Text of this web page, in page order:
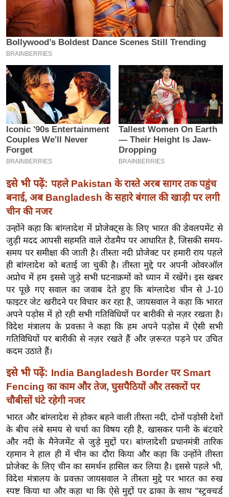
0
2
6
क्रा
म
-
पे
प
र
सा
ल
बे
मि
सा
ल
श
ख्सि
य
त
यं
ग
डि
या
सा
हि
त्य
ज
ग
त
ऑ
इसे भी पढ़ें: पहले Pakistan के रास्ते अरब सागर तक पहुंच
बनाई, अब Bangladesh के सहारे बंगाल की खाड़ी पर लगी
चीन की नजर
उन्होंने कहा कि बांग्लादेश में प्रोजेक्ट्स के लिए भारत की डेवलपमेंट से
जुड़ी मदद आपसी सहमति वाले रोडमैप पर आधारित है, जिसकी समय-
समय पर समीक्षा की जाती है। तीस्ता नदी प्रोजेक्ट पर हमारी राय पहले
ही बांग्लादेश को बताई जा चुकी है। तीस्ता मुद्दे पर अपनी ओवरऑल
अप्रोच में हम इससे जुड़े सभी घटनाक्रमों को ध्यान में रखेंगे। इस खबर
पर पूछे गए सवाल का जवाब देते हुए कि बांग्लादेश चीन से J-10
फाइटर जेट खरीदने पर विचार कर रहा है, जायसवाल ने कहा कि भारत
अपने पड़ोस में हो रही सभी गतिविधियों पर बारीकी से नज़र रखता है।
विदेश मंत्रालय के प्रवक्ता ने कहा कि हम अपने पड़ोस में ऐसी सभी
गतिविधियों पर बारीकी से नज़र रखते हैं और ज़रूरत पड़ने पर उचित
कदम उठाते हैं।
इसे भी पढ़ें: India Bangladesh Border पर Smart
Fencing का काम और तेज, घुसपैठियों और तस्करों पर
चौबीसों घंटे रहेगी नजर
भारत और बांग्लादेश से होकर बहने वाली तीस्ता नदी, दोनों पड़ोसी देशों
के बीच लंबे समय से चर्चा का विषय रही है, खासकर पानी के बंटवारे
और नदी के मैनेजमेंट से जुड़े मुद्दों पर।बांग्लादेशी प्रधानमंत्री तारिक
रहमान ने हाल ही में चीन का दौरा किया और कहा कि उन्होंने तीस्ता
प्रोजेक्ट के लिए चीन का समर्थन हासिल कर लिया है। इससे पहले भी,
विदेश मंत्रालय के प्रवक्ता जायसवाल ने तीस्ता मुद्दे पर भारत का रुख
स्पष्ट किया था और कहा था कि ऐसे मुद्दों पर ढाका के साथ "स्ट्रक्चर्ड